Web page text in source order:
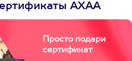
АХАА
Просто подари
сертификат